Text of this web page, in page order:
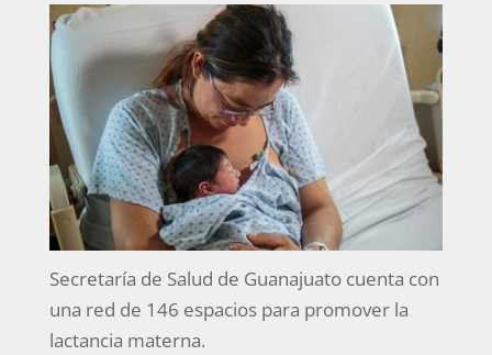
Secretaría de Salud de Guanajuato cuenta con
una red de 146 espacios para promover la
lactancia materna.